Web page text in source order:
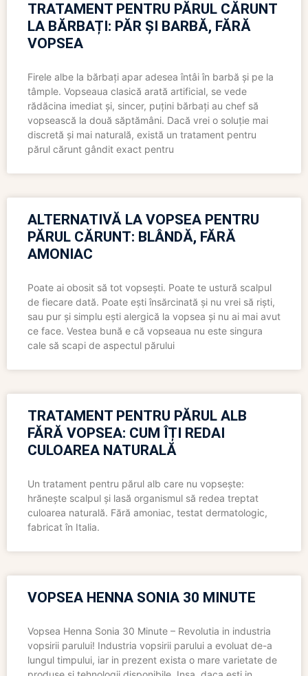
TRATAMENT PENTRU PĂRUL CĂRUNT
LA BĂRBAȚI: PĂR ȘI BARBĂ, FĂRĂ
VOPSEA
Firele albe la bărbați apar adesea întâi în barbă și pe la
tâmple. Vopseaua clasică arată artificial, se vede
rădăcina imediat și, sincer, puțini bărbați au chef să
vopsească la două săptămâni. Dacă vrei o soluție mai
discretă și mai naturală, există un tratament pentru
părul cărunt gândit exact pentru
ALTERNATIVĂ LA VOPSEA PENTRU
PĂRUL CĂRUNT: BLÂNDĂ, FĂRĂ
AMONIAC
Poate ai obosit să tot vopsești. Poate te ustură scalpul
de fiecare dată. Poate ești însărcinată și nu vrei să riști,
sau pur și simplu ești alergică la vopsea și nu ai mai avut
ce face. Vestea bună e că vopseaua nu este singura
cale să scapi de aspectul părului
TRATAMENT PENTRU PĂRUL ALB
FĂRĂ VOPSEA: CUM ÎȚI REDAI
CULOAREA NATURALĂ
Un tratament pentru părul alb care nu vopsește:
hrănește scalpul și lasă organismul să redea treptat
culoarea naturală. Fără amoniac, testat dermatologic,
fabricat în Italia.
VOPSEA HENNA SONIA 30 MINUTE
Vopsea Henna Sonia 30 Minute – Revolutia in industria
vopsirii parului! Industria vopsirii parului a evoluat de-a
lungul timpului, iar in prezent exista o mare varietate de